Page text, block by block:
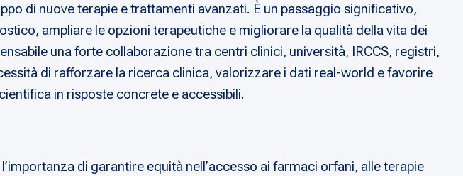
di nuove terapie e trattamenti avanzati. È un passaggio significativo,
ampliare le opzioni terapeutiche e migliorare la qualità della vita dei
una forte collaborazione tra centri clinici, università, IRCCS, registri,
di rafforzare la ricerca clinica, valorizzare i dati real-world e favorire
in risposte concrete e accessibili.
di garantire equità nell’accesso ai farmaci orfani, alle terapie